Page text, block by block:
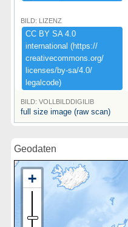
BILD: LIZENZ
CC ​BY ​SA ​4.​0 ​
international ​(​https:​/​/​
creativecommons.​org/​
licenses/​by-​sa/​4.​0/​
legalcode)​
BILD: VOLLBILDDIGILIB
full size image (raw scan)
Geodaten